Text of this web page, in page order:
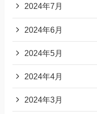
2024年7月
2024年6月
2024年5月
2024年4月
2024年3月